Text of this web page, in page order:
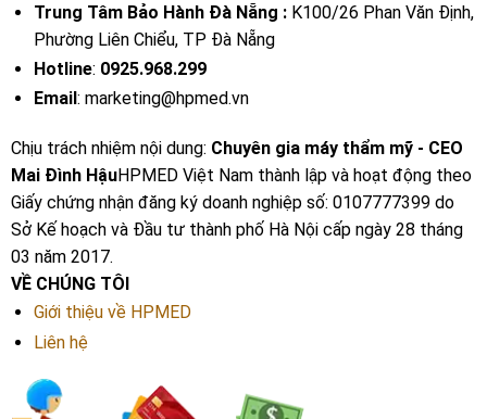
Trung Tâm Bảo Hành Đà Nẵng :K100/26 Phan Văn Định,
Phường Liên Chiểu, TP Đà Nẵng
Hotline: 0925.968.299
Email: marketing@hpmed.vn
Chịu trách nhiệm nội dung: Chuyên gia máy thẩm mỹ - CEO
Mai Đình HậuHPMED Việt Nam thành lập và hoạt động theo
Giấy chứng nhận đăng ký doanh nghiệp số: 0107777399 do
Sở Kế hoạch và Đầu tư thành phố Hà Nội cấp ngày 28 tháng
03 năm 2017.
VỀ CHÚNG TÔI
Giới thiệu về HPMED
Liên hệ